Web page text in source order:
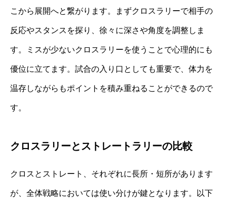
こから展開へと繋がります。まずクロスラリーで相手の
反応やスタンスを探り、徐々に深さや角度を調整しま
す。ミスが少ないクロスラリーを使うことで心理的にも
優位に立てます。試合の入り口としても重要で、体力を
温存しながらもポイントを積み重ねることができるので
す。
クロスラリーとストレートラリーの比較
クロスとストレート、それぞれに長所・短所があります
が、全体戦略においては使い分けが鍵となります。以下